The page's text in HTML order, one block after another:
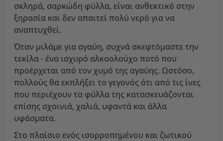
σκληρά, σαρκώδη φύλλα, είναι ανθεκτικό στην
ξηρασία και δεν απαιτεί πολύ νερό για να
αναπτυχθεί.
Όταν μιλάμε για αγαύη, συχνά σκεφτόμαστε την
τεκίλα - ένα ισχυρό αλκοολούχο ποτό που
προέρχεται από τον χυμό της αγαύης. Ωστόσο,
πολλούς θα εκπλήξει το γεγονός ότι από τις ίνες
που περιέχουν τα φύλλα της κατασκευάζονται
επίσης σχοινιά, χαλιά, υφαντά και άλλα
υφάσματα.
Στο πλαίσιο ενός ισορροπημένου και ζωτικού